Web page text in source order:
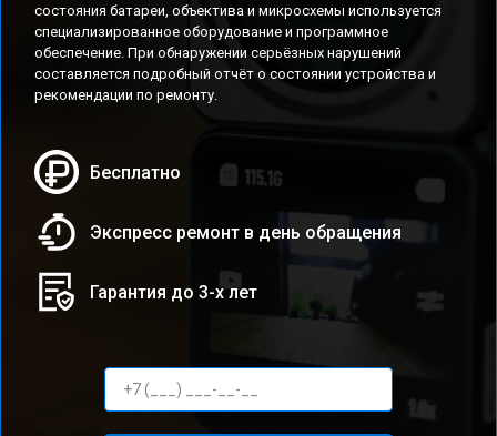
состояния батареи, объектива и микросхемы используется
специализированное оборудование и программное
обеспечение. При обнаружении серьёзных нарушений
составляется подробный отчёт о состоянии устройства и
рекомендации по ремонту.
Бесплатно
Экспресс ремонт в день обращения
Гарантия до 3-х лет